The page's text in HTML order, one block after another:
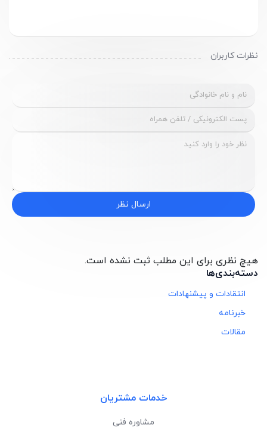
نظرات کاربران
ارسال نظر
هیچ نظری برای این مطلب ثبت نشده است.
دسته‌بندی‌ها
انتقادات و پیشنهادات
خبرنامه
مقالات
خدمات مشتریان
مشاوره فنی